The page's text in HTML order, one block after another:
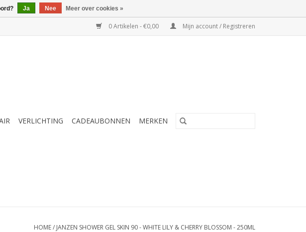
0 Artikelen - €0,00 Mijn account / Registreren
VERLICHTING CADEAUBONNEN MERKEN
HOME/ JANZEN SHOWER GEL SKIN 90 - WHITE LILY & CHERRY BLOSSOM - 250ML
Ja Nee Meer over cookies »